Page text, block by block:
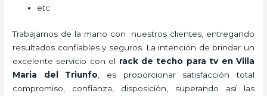
etc
Trabajamos de la mano con nuestros clientes, entregando
resultados confiables y seguros. La intención de brindar un
excelente servicio con el rack de techo para tv en Villa
Maria del Triunfo , es proporcionar satisfacción total
compromiso, confianza, disposición, superando así las